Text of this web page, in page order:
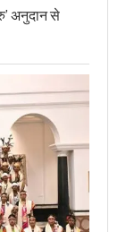
अनुदान से